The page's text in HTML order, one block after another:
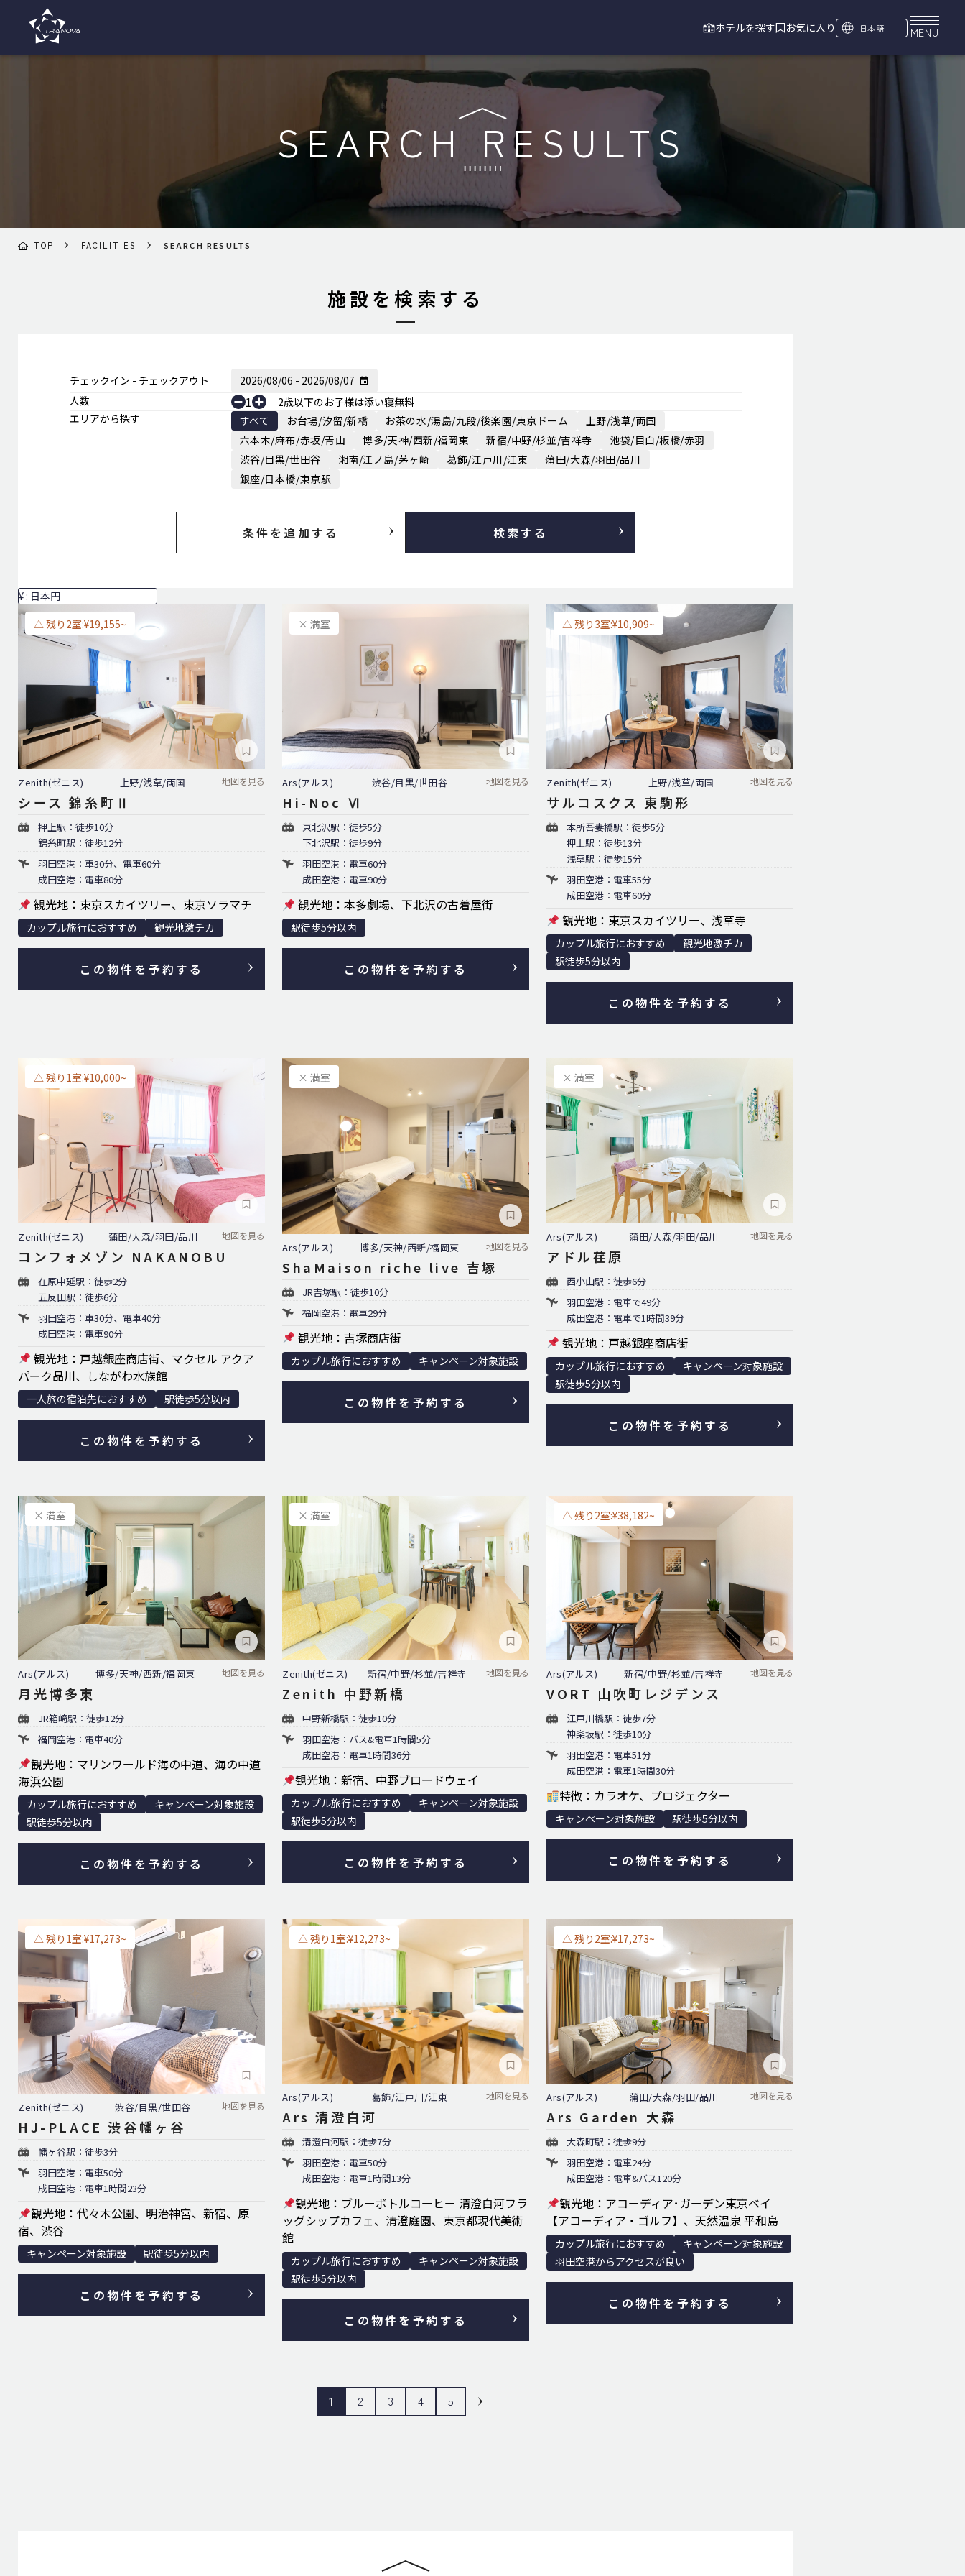
ホテルを探す お気に入り 日本語 MENU
SEARCH RESULTS
TOP FACILITIES SEARCH RESULTS
施設を検索する
チェックイン - チェックアウト
人数
1
2歳以下のお子様は添い寝無料
エリアから探す
すべて お台場/汐留/新橋 お茶の水/湯島/九段/後楽園/東京ドーム
上野/浅草/両国
六本木/麻布/赤坂/青山
博多/天神/西新/福岡東 新宿/中野/杉並/吉祥寺
池袋/目白/板橋/赤羽
渋谷/目黒/世田谷
湘南/江ノ島/茅ヶ崎 葛飾/江戸川/江東
蒲田/大森/羽田/品川
銀座/日本橋/東京駅
条件を追加する 検索する
△ 残り2室:¥19,155~
Zenith(ゼニス) 上野/浅草/両国 地図を見る
シース 錦糸町Ⅱ
押上駅：徒歩10分
錦糸町駅：徒歩12分
羽田空港：車30分、電車60分
成田空港：電車80分
観光地：東京スカイツリー、東京ソラマチ
カップル旅行におすすめ 観光地激チカ
この物件を予約する
× 満室
Ars(アルス) 渋谷/目黒/世田谷 地図を見る
Hi-Noc Ⅵ
東北沢駅：徒歩5分
下北沢駅：徒歩9分
羽田空港：電車60分
成田空港：電車90分
観光地：本多劇場、下北沢の古着屋街
駅徒歩5分以内
この物件を予約する
△ 残り3室:¥10,909~
Zenith(ゼニス) 上野/浅草/両国 地図を見る
サルコスクス 東駒形
本所吾妻橋駅：徒歩5分
押上駅：徒歩13分
浅草駅：徒歩15分
羽田空港：電車55分
成田空港：電車60分
観光地：東京スカイツリー、浅草寺
カップル旅行におすすめ
観光地激チカ
駅徒歩5分以内
この物件を予約する
△ 残り1室:¥10,000~
Zenith(ゼニス) 蒲田/大森/羽田/品川 地図を見る
コンフォメゾン NAKANOBU
在原中延駅：徒歩2分
五反田駅：徒歩6分
羽田空港：車30分、電車40分
成田空港：電車90分
観光地：戸越銀座商店街、マクセル アクア
パーク品川、しながわ水族館
一人旅の宿泊先におすすめ 駅徒歩5分以内
この物件を予約する
× 満室
Ars(アルス) 博多/天神/西新/福岡東 地図を見る
ShaMaison riche live 吉塚
JR吉塚駅：徒歩10分
福岡空港：電車29分
観光地：吉塚商店街
カップル旅行におすすめ キャンペーン対象施設
この物件を予約する
× 満室
Ars(アルス) 蒲田/大森/羽田/品川 地図を見る
アドル荏原
⻄小山駅：徒歩6分
羽田空港：電車で49分
成田空港：電車で1時間39分
観光地：戸越銀座商店街
カップル旅行におすすめ
キャンペーン対象施設
駅徒歩5分以内
この物件を予約する
× 満室
Ars(アルス) 博多/天神/西新/福岡東 地図を見る
月光博多東
JR箱崎駅：徒歩12分
福岡空港：電車40分
観光地：マリンワールド海の中道、海の中道
海浜公園
カップル旅行におすすめ
キャンペーン対象施設
駅徒歩5分以内
この物件を予約する
× 満室
Zenith(ゼニス) 新宿/中野/杉並/吉祥寺 地図を見る
Zenith 中野新橋
中野新橋駅：徒歩10分
羽田空港：バス&電車1時間5分
成田空港：電車1時間36分
観光地：新宿、中野ブロードウェイ
カップル旅行におすすめ
キャンペーン対象施設
駅徒歩5分以内
この物件を予約する
△ 残り2室:¥38,182~
Ars(アルス) 新宿/中野/杉並/吉祥寺 地図を見る
VORT 山吹町レジデンス
江戸川橋駅：徒歩7分
神楽坂駅：徒歩10分
羽田空港：電車51分
成田空港：電車1時間30分
特徴：カラオケ、プロジェクター
キャンペーン対象施設 駅徒歩5分以内
この物件を予約する
△ 残り1室:¥17,273~
Zenith(ゼニス) 渋谷/目黒/世田谷 地図を見る
HJ-PLACE 渋谷幡ヶ谷
幡ヶ谷駅：徒歩3分
羽田空港：電車50分
成田空港：電車1時間23分
観光地：代々木公園、明治神宮、新宿、原
宿、渋谷
キャンペーン対象施設 駅徒歩5分以内
この物件を予約する
△ 残り1室:¥12,273~
Ars(アルス) 葛飾/江戸川/江東 地図を見る
Ars 清澄白河
清澄白河駅：徒歩7分
羽田空港：電車50分
成田空港：電車1時間13分
観光地：ブルーボトルコーヒー 清澄白河フラ
ッグシップカフェ、清澄庭園、東京都現代美術
館
カップル旅行におすすめ
キャンペーン対象施設
駅徒歩5分以内
この物件を予約する
△ 残り2室:¥17,273~
Ars(アルス) 蒲田/大森/羽田/品川 地図を見る
Ars Garden 大森
大森町駅：徒歩9分
羽田空港：電車24分
成田空港：電車&バス120分
観光地：アコーディア･ガーデン東京ベイ
【アコーディア・ゴルフ】、天然温泉 平和島
カップル旅行におすすめ
キャンペーン対象施設
羽田空港からアクセスが良い
この物件を予約する
1 2 3 4 5